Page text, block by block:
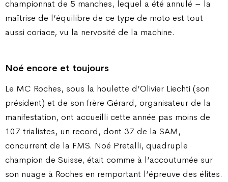
championnat de 5 manches, lequel a été annulé – la
maîtrise de l’équilibre de ce type de moto est tout
aussi coriace, vu la nervosité de la machine.
Noé encore et toujours
Le MC Roches, sous la houlette d’Olivier Liechti (son
président) et de son frère Gérard, organisateur de la
manifestation, ont accueilli cette année pas moins de
107 trialistes, un record, dont 37 de la SAM,
concurrent de la FMS. Noé Pretalli, quadruple
champion de Suisse, était comme à l’accoutumée sur
son nuage à Roches en remportant l’épreuve des élites.